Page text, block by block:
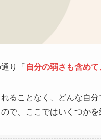
り「 自分の弱さも含め
ることなく、どんな自
で、ここではいくつかを